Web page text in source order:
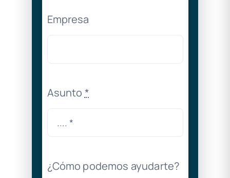
Empresa
Asunto *
¿Cómo podemos ayudarte?